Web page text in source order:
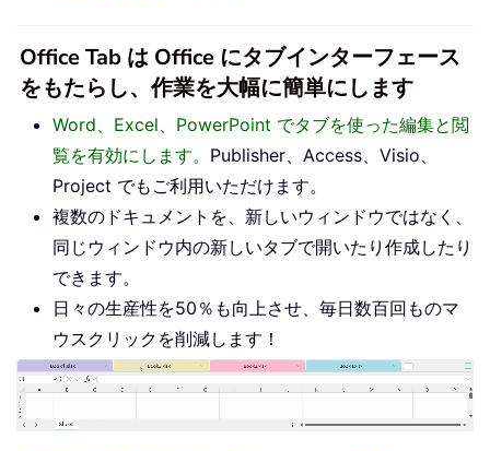
Office Tab は Office にタブインターフェース
をもたらし、作業を大幅に簡単にします
Word、Excel、PowerPoint でタブを使った編集と閲
覧を有効にします。 Publisher、Access、Visio、
Project でもご利用いただけます。
複数のドキュメントを、新しいウィンドウではなく、
同じウィンドウ内の新しいタブで開いたり作成したり
できます。
日々の生産性を50％も向上させ、毎日数百回ものマ
ウスクリックを削減します！